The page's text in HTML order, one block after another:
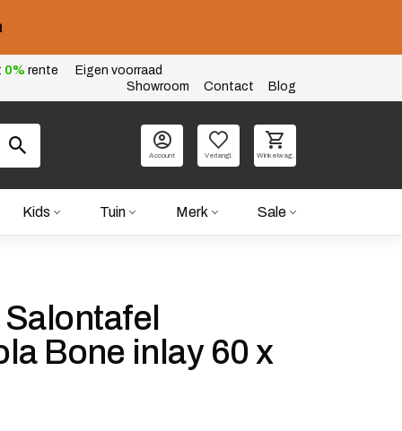
0% rente
Eigen voorraad
Showroom
Contact Blog
Account Verlangl. Winkelwag.
Kids Tuin Merk Sale
Bone inlay 60 x